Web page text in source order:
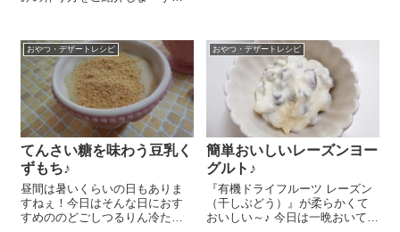
いのでたくさんの人に配りたい
時も便利ですよ～!(^^)! くるみ
1カップはフライパンで乾煎...
おやつ・デザートレシピ
てんさい糖を味わう豆乳く
ずもち♪
昼間は暑いくらいの日もありま
すねぇ！今日はそんな日におす
すめののどごしつるりん冷たく
おやつ・デザートレシピ
簡単おいしいレーズンヨー
グルト♪
『有機ドライフルーツ レーズン
（干しぶどう）』が柔らかくて
おいしい～♪ 今日は一晩おいてと